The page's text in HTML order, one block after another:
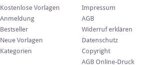
Kostenlose Vorlagen
Anmeldung
Bestseller
Neue Vorlagen
Kategorien
Impressum
AGB
Widerruf erklären
Datenschutz
Copyright
AGB Online-Druck